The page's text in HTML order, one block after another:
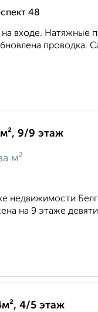
48
на входе.
проводка.
9/9 этаж
м²
недвижимости
на 9 этаже
4/5 этаж